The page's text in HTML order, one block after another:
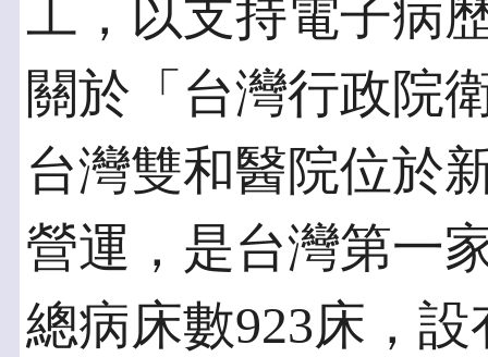
工，以支持電子病
關於「台灣行政院
台灣雙和醫院位於
營運，是台灣第一
總病床數923床，